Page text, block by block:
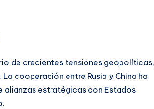
de crecientes tensiones geopolíticas,
cooperación entre Rusia y China ha
alianzas estratégicas con Estados